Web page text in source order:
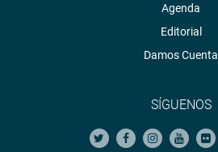
Agenda
Editorial
Damos Cuenta
SÍGUENOS